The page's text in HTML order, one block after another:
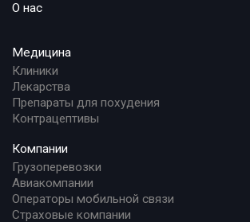
О нас
Медицина
Клиники
Лекарства
Препараты для похудения
Контрацептивы
Компании
Грузоперевозки
Авиакомпании
Операторы мобильной связи
Страховые компании